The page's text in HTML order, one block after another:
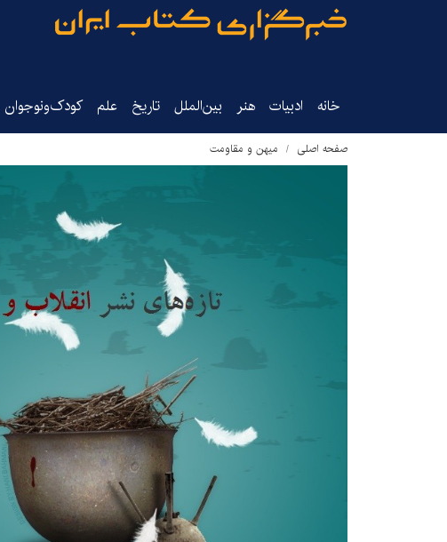
خانه ادبیات هنر بین‌الملل تاریخ‌ علم کودک‌ونوجوان
صفحه اصلی میهن و مقاومت